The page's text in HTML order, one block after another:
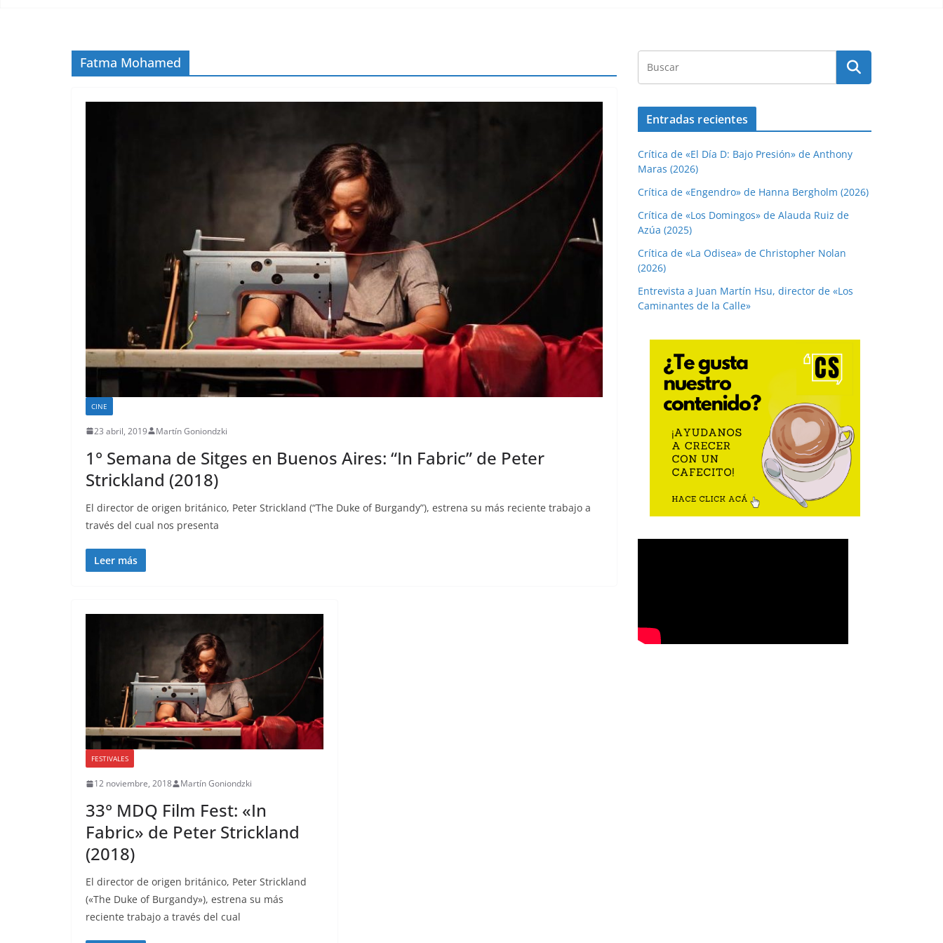
Fatma Mohamed
CINE
23 abril, 2019 Martín Goniondzki
1° Semana de Sitges en Buenos Aires: “In Fabric” de Peter
Strickland (2018)
El director de origen británico, Peter Strickland (“The Duke of Burgandy”), estrena su más reciente trabajo a
través del cual nos presenta
Leer más
FESTIVALES
12 noviembre, 2018 Martín Goniondzki
33° MDQ Film Fest: «In
Fabric» de Peter Strickland
(2018)
El director de origen británico, Peter Strickland
(«The Duke of Burgandy»), estrena su más
reciente trabajo a través del cual
Entradas recientes
Crítica de «El Día D: Bajo Presión» de Anthony
Maras (2026)
Crítica de «Engendro» de Hanna Bergholm (2026)
Crítica de «Los Domingos» de Alauda Ruiz de
Azúa (2025)
Crítica de «La Odisea» de Christopher Nolan
(2026)
Entrevista a Juan Martín Hsu, director de «Los
Caminantes de la Calle»